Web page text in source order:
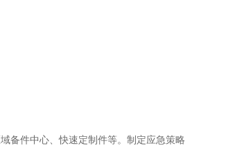
备件中心、快速定制件等。制定应急策略